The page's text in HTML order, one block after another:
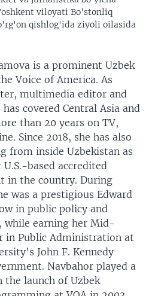
viloyati Bo'stonliq
qishlog'ida ziyoli oilasida
is a prominent Uzbek
Voice of America. As
multimedia editor and
covered Central Asia and
than 20 years on TV,
Since 2018, she has also
from inside Uzbekistan as
based accredited
in the country. During
was a prestigious Edward
in public policy and
while earning her Mid-
in Public Administration at
John F. Kennedy
Navbahor played a
launch of Uzbek